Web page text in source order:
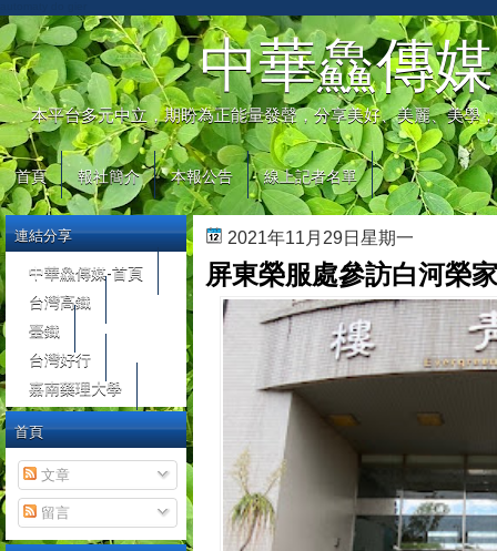
中華鱻傳媒
本平台多元中立，期盼為正能量發聲，分享美好、美麗、美學
首頁 報社簡介 本報公告 線上記者名單
2021年11月29日星期一
屏東榮服處參訪白河榮
連結分享
中華鱻傳媒-首頁
台灣高鐵
臺鐵
台灣好行
嘉南藥理大學
首頁
文章
留言